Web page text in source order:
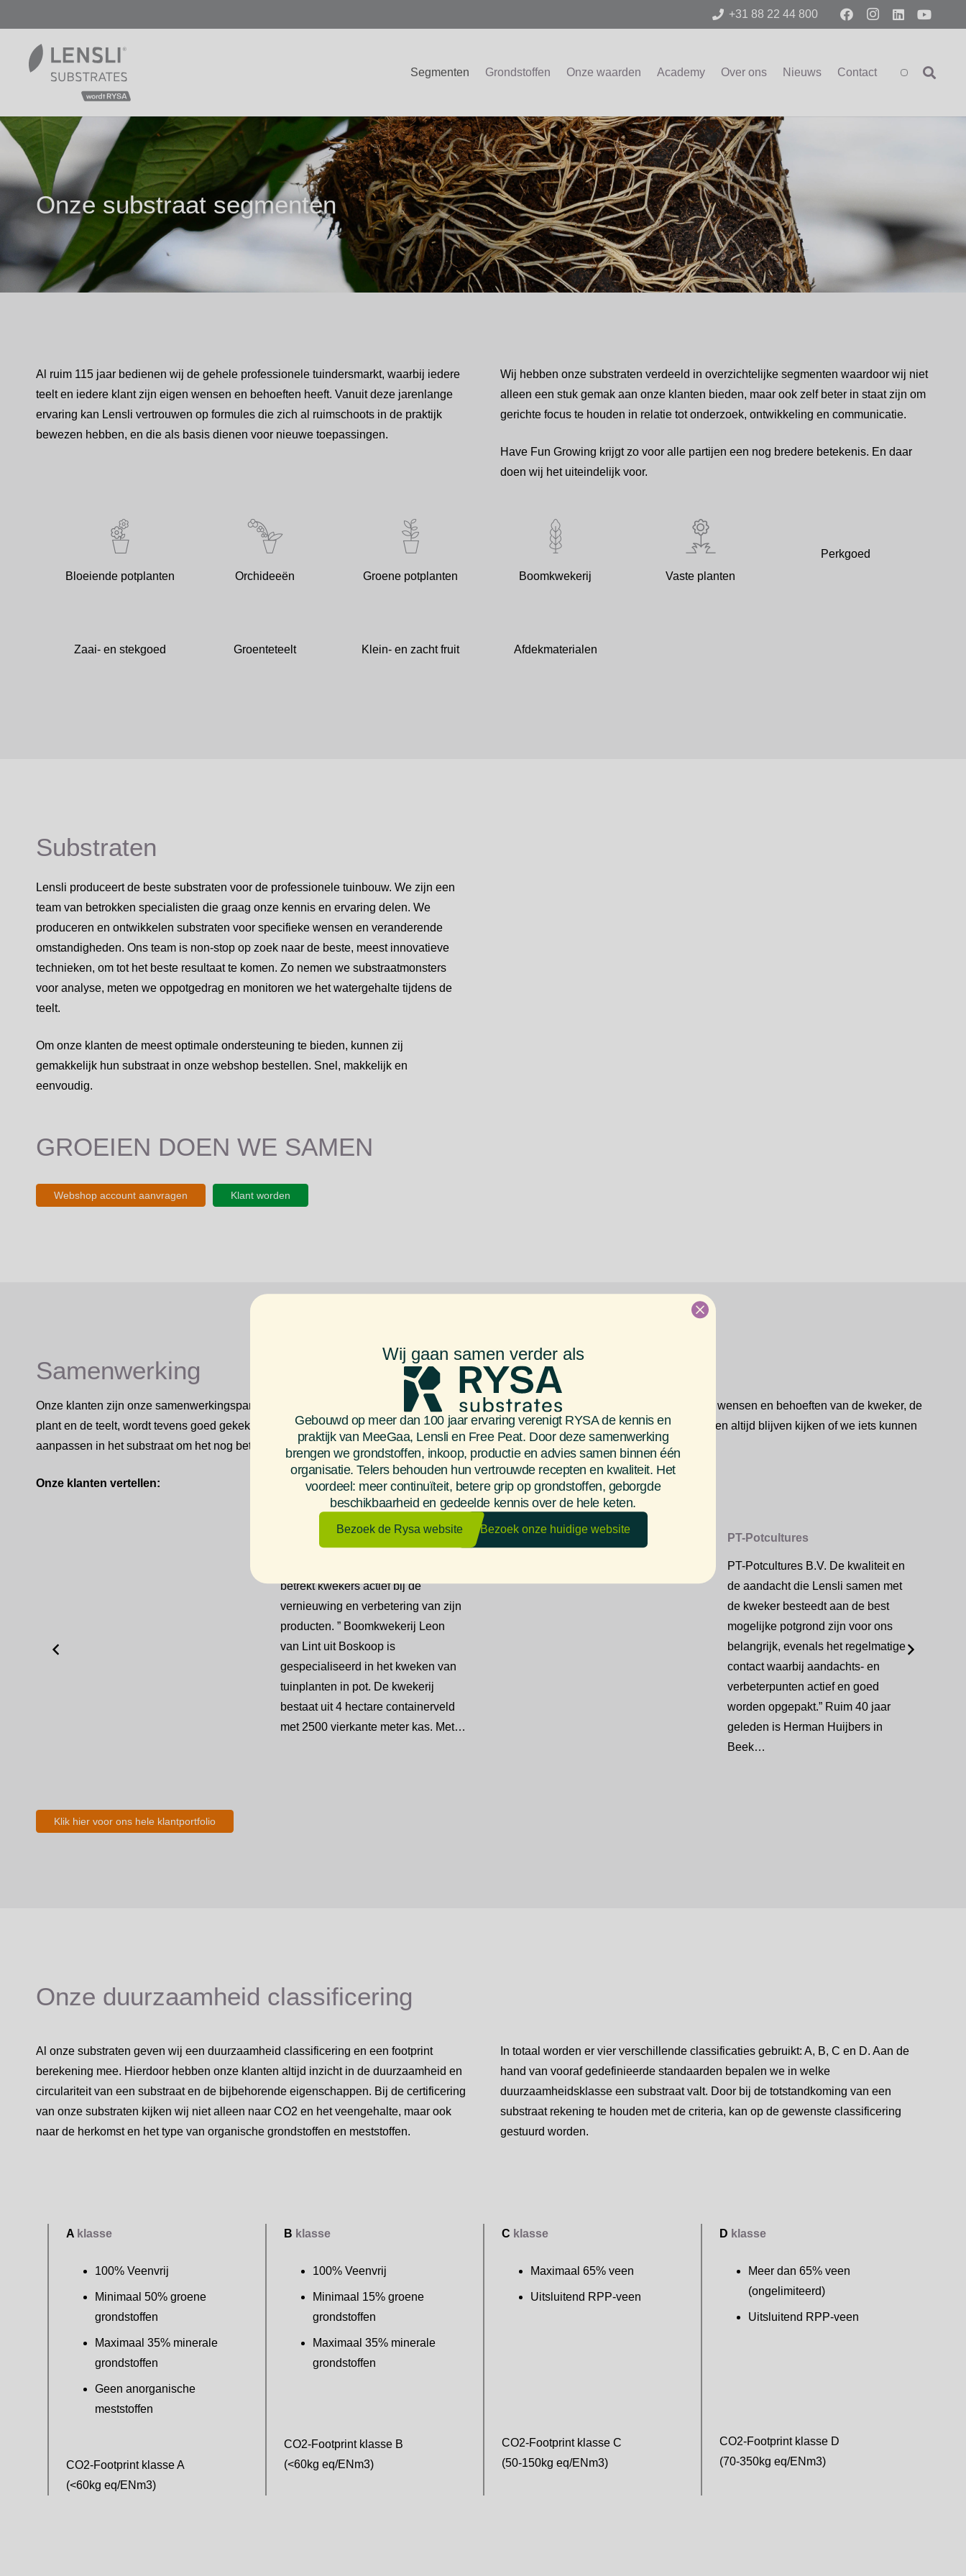
+31 88 22 44 800
Segmenten Grondstoffen Onze waarden Academy Over ons Nieuws Contact
Onze substraat segmenten
Al ruim 115 jaar bedienen wij de gehele professionele tuindersmarkt, waarbij iedere
teelt en iedere klant zijn eigen wensen en behoeften heeft. Vanuit deze jarenlange
ervaring kan Lensli vertrouwen op formules die zich al ruimschoots in de praktijk
bewezen hebben, en die als basis dienen voor nieuwe toepassingen.
Wij hebben onze substraten verdeeld in overzichtelijke segmenten waardoor wij niet
alleen een stuk gemak aan onze klanten bieden, maar ook zelf beter in staat zijn om
gerichte focus te houden in relatie tot onderzoek, ontwikkeling en communicatie.
Have Fun Growing krijgt zo voor alle partijen een nog bredere betekenis. En daar
doen wij het uiteindelijk voor.
Bloeiende potplanten Orchideeën Groene potplanten Boomkwekerij Vaste planten
Perkgoed
Zaai- en stekgoed Groenteteelt Klein- en zacht fruit Afdekmaterialen
Substraten
Lensli produceert de beste substraten voor de professionele tuinbouw. We zijn een
team van betrokken specialisten die graag onze kennis en ervaring delen. We
produceren en ontwikkelen substraten voor specifieke wensen en veranderende
omstandigheden. Ons team is non-stop op zoek naar de beste, meest innovatieve
technieken, om tot het beste resultaat te komen. Zo nemen we substraatmonsters
voor analyse, meten we oppotgedrag en monitoren we het watergehalte tijdens de
teelt.
Om onze klanten de meest optimale ondersteuning te bieden, kunnen zij
gemakkelijk hun substraat in onze webshop bestellen. Snel, makkelijk en
eenvoudig.
GROEIEN DOEN WE SAMEN
Webshop account aanvragen Klant worden
Samenwerking
Onze klanten zijn onze samenwerkingspartners waarmee we gezamenlijk en in samenspraak tot de beste resultaten komen. Naast de wensen en behoeften van de kweker, de
plant en de teelt, wordt tevens goed gekeken naar fysische en chemische eigenschappen. Dit verschilt uiteraard per substraat. Wij zullen altijd blijven kijken of we iets kunnen
aanpassen in het substraat om het nog beter te laten functioneren.
Onze klanten vertellen:
Boomkwekerij Leon van Lint
betrekt kwekers actief bij de
vernieuwing en verbetering van zijn
producten. ” Boomkwekerij Leon
van Lint uit Boskoop is
gespecialiseerd in het kweken van
tuinplanten in pot. De kwekerij
bestaat uit 4 hectare containerveld
met 2500 vierkante meter kas. Met…
PT-Potcultures
PT-Potcultures B.V. De kwaliteit en
de aandacht die Lensli samen met
de kweker besteedt aan de best
mogelijke potgrond zijn voor ons
belangrijk, evenals het regelmatige
contact waarbij aandachts- en
verbeterpunten actief en goed
worden opgepakt.” Ruim 40 jaar
geleden is Herman Huijbers in
Beek…
Klik hier voor ons hele klantportfolio
Onze duurzaamheid classificering
Al onze substraten geven wij een duurzaamheid classificering en een footprint
berekening mee. Hierdoor hebben onze klanten altijd inzicht in de duurzaamheid en
circulariteit van een substraat en de bijbehorende eigenschappen. Bij de certificering
van onze substraten kijken wij niet alleen naar CO2 en het veengehalte, maar ook
naar de herkomst en het type van organische grondstoffen en meststoffen.
In totaal worden er vier verschillende classificaties gebruikt: A, B, C en D. Aan de
hand van vooraf gedefinieerde standaarden bepalen we in welke
duurzaamheidsklasse een substraat valt. Door bij de totstandkoming van een
substraat rekening te houden met de criteria, kan op de gewenste classificering
gestuurd worden.
A klasse
100% Veenvrij
Minimaal 50% groene
grondstoffen
Maximaal 35% minerale
grondstoffen
Geen anorganische
meststoffen
CO2-Footprint klasse A
(<60kg eq/ENm3)
B klasse
100% Veenvrij
Minimaal 15% groene
grondstoffen
Maximaal 35% minerale
grondstoffen
CO2-Footprint klasse B
(<60kg eq/ENm3)
C klasse
Maximaal 65% veen
Uitsluitend RPP-veen
CO2-Footprint klasse C
(50-150kg eq/ENm3)
D klasse
Meer dan 65% veen
(ongelimiteerd)
Uitsluitend RPP-veen
CO2-Footprint klasse D
(70-350kg eq/ENm3)
Wij gaan samen verder als
Gebouwd op meer dan 100 jaar ervaring verenigt RYSA de kennis en
praktijk van MeeGaa, Lensli en Free Peat. Door deze samenwerking
brengen we grondstoffen, inkoop, productie en advies samen binnen één
organisatie. Telers behouden hun vertrouwde recepten en kwaliteit. Het
voordeel: meer continuïteit, betere grip op grondstoffen, geborgde
beschikbaarheid en gedeelde kennis over de hele keten.
Bezoek de Rysa website Bezoek onze huidige website